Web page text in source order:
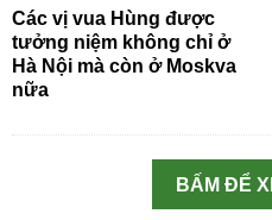
Các vị vua Hùng được
tưởng niệm không chỉ ở
Hà Nội mà còn ở Moskva
nữa
BẤM ĐỂ